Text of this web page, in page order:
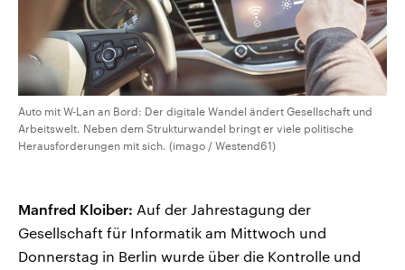
Auto mit W-Lan an Bord: Der digitale Wandel ändert Gesellschaft und
Arbeitswelt. Neben dem Strukturwandel bringt er viele politische
Herausforderungen mit sich. (imago / Westend61)
Manfred Kloiber: Auf der Jahrestagung der
Gesellschaft für Informatik am Mittwoch und
Donnerstag in Berlin wurde über die Kontrolle und